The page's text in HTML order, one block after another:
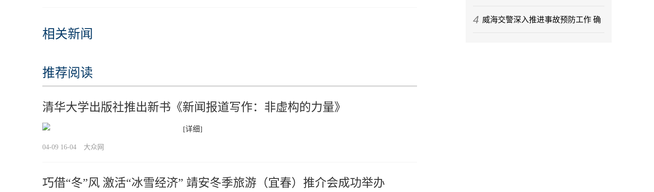
相关新闻
推荐阅读
清华大学出版社推出新书《新闻报道写作：非虚构的力量》
[详细]
04-09 16-04 大众网
巧借“冬”风 激活“冰雪经济” 靖安冬季旅游（宜春）推介会成功举办
今年气候情况发布
4 威海交警深入推进事故预防工作 确